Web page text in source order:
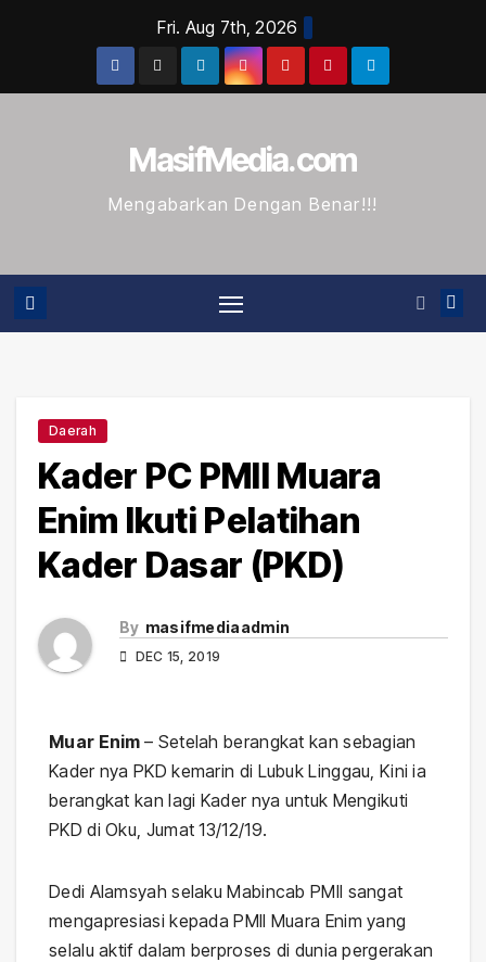
Fri. Aug 7th, 2026
MasifMedia.com
Mengabarkan Dengan Benar!!!
Daerah
Kader PC PMII Muara
Enim Ikuti Pelatihan
Kader Dasar (PKD)
By masifmediaadmin
DEC 15, 2019
Muar Enim – Setelah berangkat kan sebagian
Kader nya PKD kemarin di Lubuk Linggau, Kini ia
berangkat kan lagi Kader nya untuk Mengikuti
PKD di Oku, Jumat 13/12/19.
Dedi Alamsyah selaku Mabincab PMII sangat
mengapresiasi kepada PMII Muara Enim yang
selalu aktif dalam berproses di dunia pergerakan